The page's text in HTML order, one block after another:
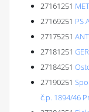
27161251
27169251 PS
27175251
27181251
27184251
27190251
č.p. 1894/46